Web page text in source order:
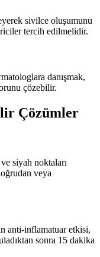
sivilce oluşumunu
tercih edilmelidir.
danışmak,
çözebilir.
Çözümler
siyah noktaları
veya
anti-inflamatuar etkisi,
sonra 15 dakika